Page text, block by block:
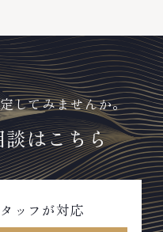
してみませんか。
はこちら
ッフが対応